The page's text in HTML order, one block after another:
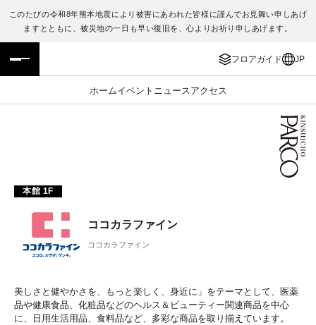
このたびの令和8年熊本地震により被害にあわれた皆様に謹んでお見舞い申しあげ
ますとともに、被災地の一日も早い復旧を、心よりお祈り申しあげます。
フロアガイド JP
ホームイベント ニュース アクセス
フロアガイド
施設案内・アクセス
TAX FREE
PARCOメンバーズ
JP
ENGLISH
繁体字
日本語
本館 1F
ココカラファイン
ココカラファイン
美しさと健やかさを、もっと楽しく、身近に」をテーマとして、医薬
品や健康食品、化粧品などのヘルス＆ビューティー関連商品を中心
に、日用生活用品、食料品など、多彩な商品を取り揃えています。